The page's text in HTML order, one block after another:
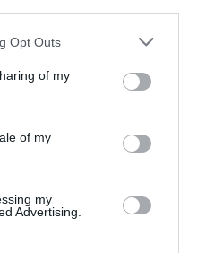
Opt Outs
of my
of my
my
Advertising.
Άρθρα
Θεοδώρα,